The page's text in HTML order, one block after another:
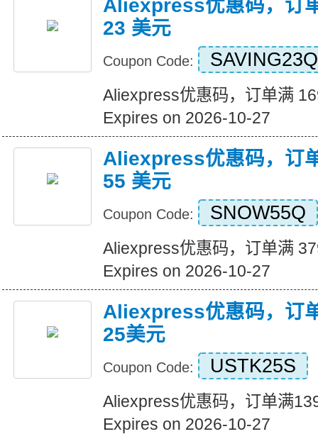
Aliexpress优惠码，订
23 美元
Coupon Code: SAVING23Q
Aliexpress优惠码，订单满
Expires on 2026-10-27
Aliexpress优惠码，订
55 美元
Coupon Code: SNOW55Q
Aliexpress优惠码，订单满
Expires on 2026-10-27
Aliexpress优惠码，订
25美元
Coupon Code: USTK25S
Aliexpress优惠码，订单满
Expires on 2026-10-27